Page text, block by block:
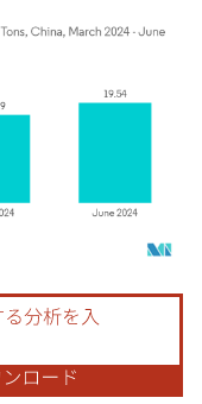
の表示が必要です。